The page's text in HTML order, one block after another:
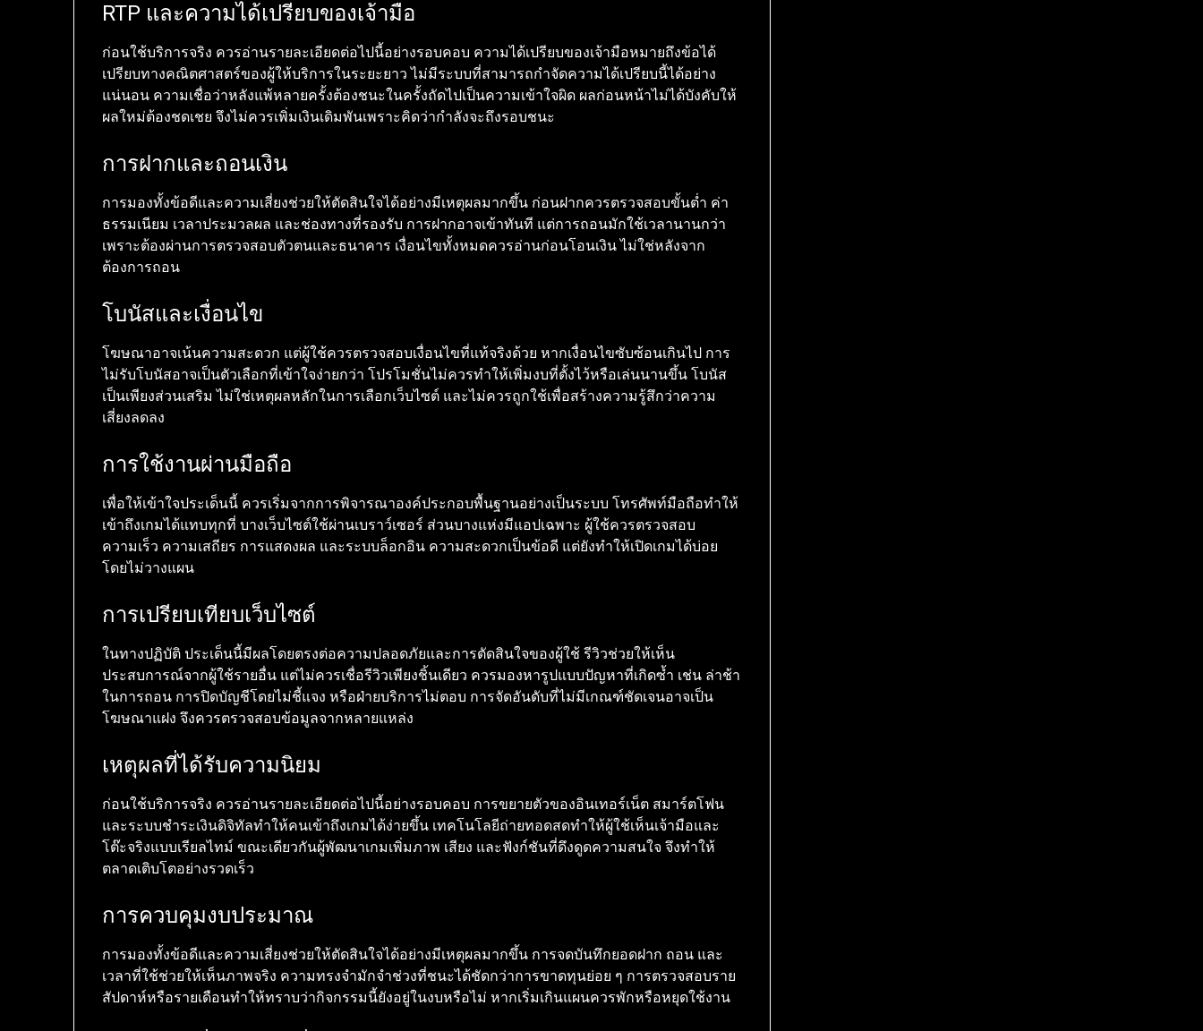
RTP และความได้เปรียบของเจ้ามือ
ก่อนใช้บริการจริง ควรอ่านรายละเอียดต่อไปนี้อย่างรอบคอบ ความได้เปรียบของเจ้ามือหมายถึงข้อได้
เปรียบทางคณิตศาสตร์ของผู้ให้บริการในระยะยาว ไม่มีระบบที่สามารถกำจัดความได้เปรียบนี้ได้อย่าง
แน่นอน ความเชื่อว่าหลังแพ้หลายครั้งต้องชนะในครั้งถัดไปเป็นความเข้าใจผิด ผลก่อนหน้าไม่ได้บังคับให้
ผลใหม่ต้องชดเชย จึงไม่ควรเพิ่มเงินเดิมพันเพราะคิดว่ากำลังจะถึงรอบชนะ
การฝากและถอนเงิน
การมองทั้งข้อดีและความเสี่ยงช่วยให้ตัดสินใจได้อย่างมีเหตุผลมากขึ้น ก่อนฝากควรตรวจสอบขั้นต่ำ ค่า
ธรรมเนียม เวลาประมวลผล และช่องทางที่รองรับ การฝากอาจเข้าทันที แต่การถอนมักใช้เวลานานกว่า
เพราะต้องผ่านการตรวจสอบตัวตนและธนาคาร เงื่อนไขทั้งหมดควรอ่านก่อนโอนเงิน ไม่ใช่หลังจาก
ต้องการถอน
โบนัสและเงื่อนไข
โฆษณาอาจเน้นความสะดวก แต่ผู้ใช้ควรตรวจสอบเงื่อนไขที่แท้จริงด้วย หากเงื่อนไขซับซ้อนเกินไป การ
ไม่รับโบนัสอาจเป็นตัวเลือกที่เข้าใจง่ายกว่า โปรโมชั่นไม่ควรทำให้เพิ่มงบที่ตั้งไว้หรือเล่นนานขึ้น โบนัส
เป็นเพียงส่วนเสริม ไม่ใช่เหตุผลหลักในการเลือกเว็บไซต์ และไม่ควรถูกใช้เพื่อสร้างความรู้สึกว่าความ
เสี่ยงลดลง
การใช้งานผ่านมือถือ
เพื่อให้เข้าใจประเด็นนี้ ควรเริ่มจากการพิจารณาองค์ประกอบพื้นฐานอย่างเป็นระบบ โทรศัพท์มือถือทำให้
เข้าถึงเกมได้แทบทุกที่ บางเว็บไซต์ใช้ผ่านเบราว์เซอร์ ส่วนบางแห่งมีแอปเฉพาะ ผู้ใช้ควรตรวจสอบ
ความเร็ว ความเสถียร การแสดงผล และระบบล็อกอิน ความสะดวกเป็นข้อดี แต่ยังทำให้เปิดเกมได้บ่อย
โดยไม่วางแผน
การเปรียบเทียบเว็บไซต์
ในทางปฏิบัติ ประเด็นนี้มีผลโดยตรงต่อความปลอดภัยและการตัดสินใจของผู้ใช้ รีวิวช่วยให้เห็น
ประสบการณ์จากผู้ใช้รายอื่น แต่ไม่ควรเชื่อรีวิวเพียงชิ้นเดียว ควรมองหารูปแบบปัญหาที่เกิดซ้ำ เช่น ล่าช้า
ในการถอน การปิดบัญชีโดยไม่ชี้แจง หรือฝ่ายบริการไม่ตอบ การจัดอันดับที่ไม่มีเกณฑ์ชัดเจนอาจเป็น
โฆษณาแฝง จึงควรตรวจสอบข้อมูลจากหลายแหล่ง
เหตุผลที่ได้รับความนิยม
ก่อนใช้บริการจริง ควรอ่านรายละเอียดต่อไปนี้อย่างรอบคอบ การขยายตัวของอินเทอร์เน็ต สมาร์ตโฟน
และระบบชำระเงินดิจิทัลทำให้คนเข้าถึงเกมได้ง่ายขึ้น เทคโนโลยีถ่ายทอดสดทำให้ผู้ใช้เห็นเจ้ามือและ
โต๊ะจริงแบบเรียลไทม์ ขณะเดียวกันผู้พัฒนาเกมเพิ่มภาพ เสียง และฟังก์ชันที่ดึงดูดความสนใจ จึงทำให้
ตลาดเติบโตอย่างรวดเร็ว
การควบคุมงบประมาณ
การมองทั้งข้อดีและความเสี่ยงช่วยให้ตัดสินใจได้อย่างมีเหตุผลมากขึ้น การจดบันทึกยอดฝาก ถอน และ
เวลาที่ใช้ช่วยให้เห็นภาพจริง ความทรงจำมักจำช่วงที่ชนะได้ชัดกว่าการขาดทุนย่อย ๆ การตรวจสอบราย
สัปดาห์หรือรายเดือนทำให้ทราบว่ากิจกรรมนี้ยังอยู่ในงบหรือไม่ หากเริ่มเกินแผนควรพักหรือหยุดใช้งาน